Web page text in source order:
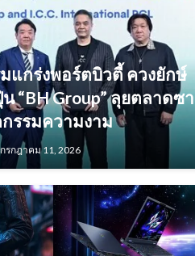
มแกร่งพอร์ตบิวตี้ ควงยักษ์
“BH Group” ลุยตลาดซา
รรมความงาม
กรกฎาคม 11, 2026